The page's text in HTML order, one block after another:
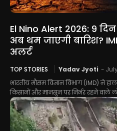
El Nino Alert 2026: 9
अब थम जाएगी बारिश?
अलर्ट
TOP STORIES Yadav Jyoti -
भारतीय मौसम विज्ञान विभाग (IMD) ने
किसानों और मानसून पर निर्भर रहने वाले